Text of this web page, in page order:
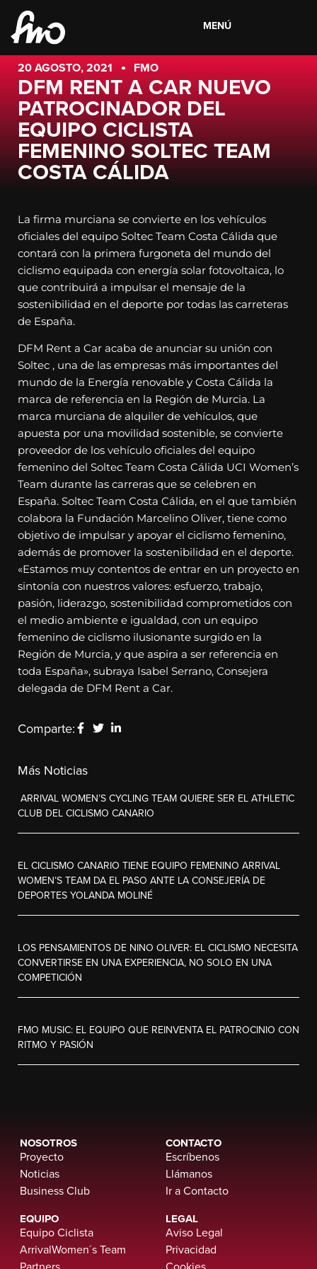
MENÚ
20 AGOSTO, 2021 FMO
DFM RENT A CAR NUEVO
PATROCINADOR DEL
EQUIPO CICLISTA
FEMENINO SOLTEC TEAM
COSTA CÁLIDA
La firma murciana se convierte en los vehículos
oficiales del equipo Soltec Team Costa Cálida que
contará con la primera furgoneta del mundo del
ciclismo equipada con energía solar fotovoltaica, lo
que contribuirá a impulsar el mensaje de la
sostenibilidad en el deporte por todas las carreteras
de España.
DFM Rent a Car acaba de anunciar su unión con
Soltec , una de las empresas más importantes del
mundo de la Energía renovable y Costa Cálida la
marca de referencia en la Región de Murcia. La
marca murciana de alquiler de vehículos, que
apuesta por una movilidad sostenible, se convierte
proveedor de los vehículo oficiales del equipo
femenino del Soltec Team Costa Cálida UCI Women’s
Team durante las carreras que se celebren en
España. Soltec Team Costa Cálida, en el que también
colabora la Fundación Marcelino Oliver, tiene como
objetivo de impulsar y apoyar el ciclismo femenino,
además de promover la sostenibilidad en el deporte.
«Estamos muy contentos de entrar en un proyecto en
sintonía con nuestros valores: esfuerzo, trabajo,
pasión, liderazgo, sostenibilidad comprometidos con
el medio ambiente e igualdad, con un equipo
femenino de ciclismo ilusionante surgido en la
Región de Murcia, y que aspira a ser referencia en
toda España», subraya Isabel Serrano, Consejera
delegada de DFM Rent a Car.
Comparte:
Más Noticias
ARRIVAL WOMEN’S CYCLING TEAM QUIERE SER EL ATHLETIC
CLUB DEL CICLISMO CANARIO
EL CICLISMO CANARIO TIENE EQUIPO FEMENINO ARRIVAL
WOMEN’S TEAM DA EL PASO ANTE LA CONSEJERÍA DE
DEPORTES YOLANDA MOLINÉ
LOS PENSAMIENTOS DE NINO OLIVER: EL CICLISMO NECESITA
CONVERTIRSE EN UNA EXPERIENCIA, NO SOLO EN UNA
COMPETICIÓN
FMO MUSIC: EL EQUIPO QUE REINVENTA EL PATROCINIO CON
RITMO Y PASIÓN
NOSOTROS
Proyecto
Noticias
Business Club
CONTACTO
Escríbenos
Llámanos
Ir a Contacto
EQUIPO
Equipo Ciclista
ArrivalWomen´s Team
LEGAL
Aviso Legal
Privacidad